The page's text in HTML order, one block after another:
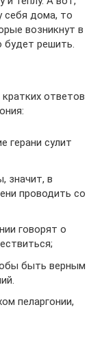
себя дома, то
возникнут в
решить.
ответов
герани сулит
значит, в
проводить со
говорят о
быть верным
пеларгонии,